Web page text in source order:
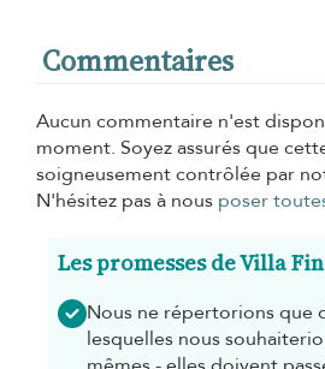
Commentaires
Aucun commentaire n'est
moment. Soyez assurés que
soigneusement contrôlée par
N'hésitez pas à nous poser
Les promesses de Villa
Nous ne répertorions que
lesquelles nous